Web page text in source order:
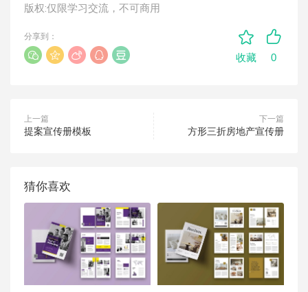
版权:仅限学习交流，不可商用
收藏 0
分享到：
上一篇
提案宣传册模板
下一篇
方形三折房地产宣传册
猜你喜欢